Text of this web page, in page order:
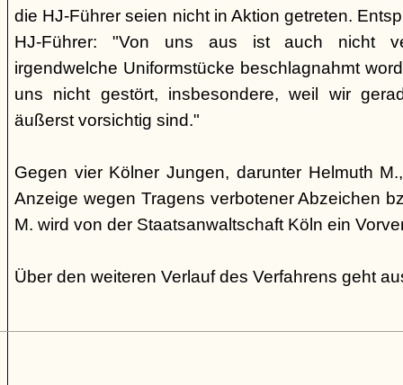
die HJ-Führer seien nicht in Aktion getreten.
HJ-Führer: "Von uns aus ist auch nicht
irgendwelche Uniformstücke beschlagnahmt
uns nicht gestört, insbesondere, weil wir
äußerst vorsichtig sind."
Gegen vier Kölner Jungen, darunter Helmuth
Anzeige wegen Tragens verbotener Abzeichen
M. wird von der Staatsanwaltschaft Köln ein
Über den weiteren Verlauf des Verfahrens geht